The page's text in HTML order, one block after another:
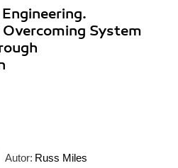
System
Autor: Russ Miles